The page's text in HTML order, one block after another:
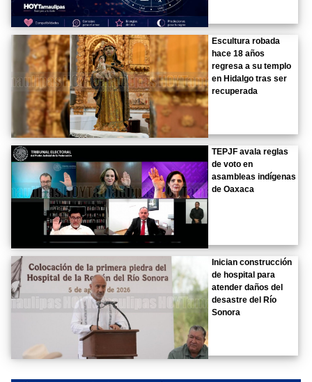
Escultura robada
hace 18 años
regresa a su templo
en Hidalgo tras ser
recuperada
TEPJF avala reglas
de voto en
asambleas indígenas
de Oaxaca
Inician construcción
de hospital para
atender daños del
desastre del Río
Sonora